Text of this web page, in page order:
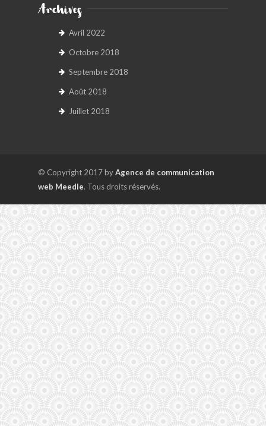
Archives
Avril 2022
Octobre 2018
Septembre 2018
Août 2018
Juillet 2018
© Copyright 2017 byAgence de communication
web Meedle. Tous droits réservés.